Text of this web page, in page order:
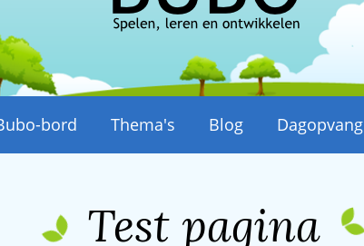
bord Thema's Blog Dagopvang
Test pagina